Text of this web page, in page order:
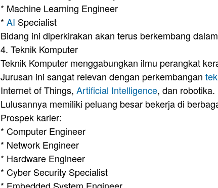
* Machine Learning Engineer
* AI Specialist
Bidang ini diperkirakan akan terus berkembang
4. Teknik Komputer
Teknik Komputer menggabungkan ilmu perangkat
Jurusan ini sangat relevan dengan perkembangan
Internet of Things, Artificial Intelligence, dan robotika.
Lulusannya memiliki peluang besar bekerja di
Prospek karier:
* Computer Engineer
* Network Engineer
* Hardware Engineer
* Cyber Security Specialist